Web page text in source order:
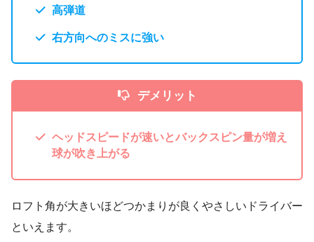
高弾道
右方向へのミスに強い
デメリット
ヘッドスピードが速いとバックスピン量が増え
球が吹き上がる
ロフト角が大きいほどつかまりが良くやさしいドライバー
といえます。